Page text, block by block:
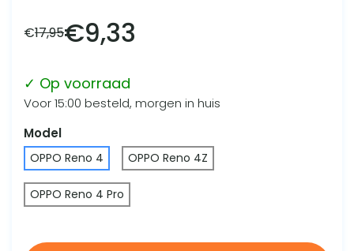
€17,95€9,33
✓ Op voorraad
Voor 15:00 besteld, morgen in huis
Model
OPPO Reno 4 OPPO Reno 4Z
OPPO Reno 4 Pro